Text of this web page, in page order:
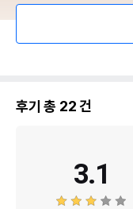
후기 총 22건
3.1